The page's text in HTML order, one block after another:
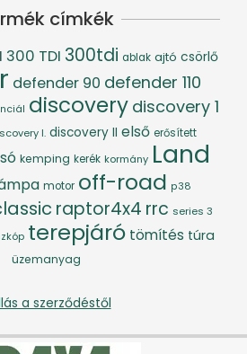
címkék
300 TDI 300tdi ablak ajtó csörlő
defender 90 defender 110
discovery discovery 1
I. discovery II első erősített
kemping kerék kormány Land
motor off-road p38
raptor4x4 rrc series 3
terepjáró tömítés túra
üzemanyag
a szerződéstől